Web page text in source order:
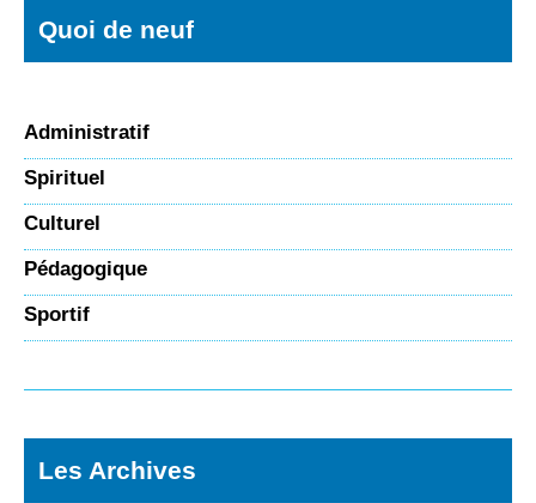
Quoi de neuf
Administratif
Spirituel
Culturel
Pédagogique
Sportif
Les Archives